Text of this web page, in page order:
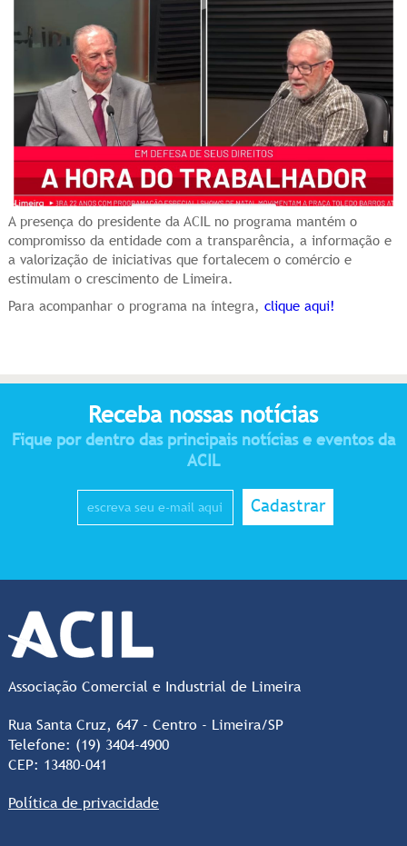
A presença do presidente da ACIL no programa mantém o
compromisso da entidade com a transparência, a informação e
a valorização de iniciativas que fortalecem o comércio e
estimulam o crescimento de Limeira.
Para acompanhar o programa na íntegra, clique aqui!
Receba nossas notícias
Fique por dentro das principais notícias e eventos da
ACIL
Cadastrar
Associação Comercial e Industrial de Limeira
Rua Santa Cruz, 647 - Centro - Limeira/SP
Telefone: (19) 3404-4900
CEP: 13480-041
Política de privacidade